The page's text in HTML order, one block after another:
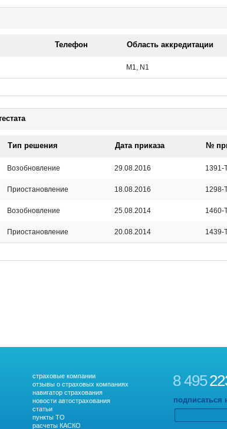
Телефон Область аккредитации
M1, N1
Тип решения Дата приказа №
Возобновление 29.08.2016 1391-
Приостановление 18.08.2016 1298-
Возобновление 25.08.2014 1460-
Приостановление 20.08.2014 1439-
страховые компании
отзывы о страховых компаниях
навигатор страхования
новости автострахования
статьи
пункты ТО
расчеты КАСКО
8 495
подписаться